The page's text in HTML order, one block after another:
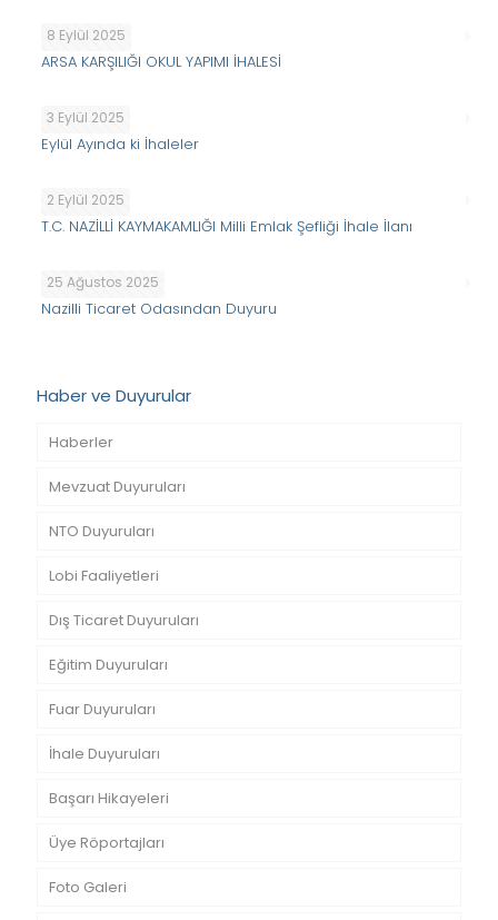
8 Eylül 2025
ARSA KARŞILIĞI OKUL YAPIMI İHALESİ
3 Eylül 2025
Eylül Ayında ki İhaleler
2 Eylül 2025
T.C. NAZİLLİ KAYMAKAMLIĞI Milli Emlak Şefliği İhale İlanı
25 Ağustos 2025
Nazilli Ticaret Odasından Duyuru
Haber ve Duyurular
Haberler
Mevzuat Duyuruları
NTO Duyuruları
Lobi Faaliyetleri
Dış Ticaret Duyuruları
Eğitim Duyuruları
Fuar Duyuruları
İhale Duyuruları
Başarı Hikayeleri
Üye Röportajları
Foto Galeri